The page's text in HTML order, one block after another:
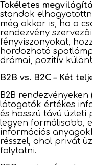
Tökéletes
standok
még akkor is, ha a
rendezvény
fényviszonyokat,
hordozható
drámai, pozitív
B2B vs. B2C – Két
B2B
látogatók értékes
és hosszú távú
legyen formálisabb,
információs
résszel, ahol privát
folytatni.